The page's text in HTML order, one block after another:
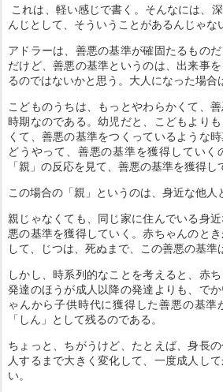
これは、軽い感じで書く。そんなには、
んじとして、そういうことがあるんじゃな
アドラーは、善悪の基準が確固たるもの
だけど、善悪の基準というのは、出来事
るのではないかと思う。大人になった場合
こどものうちは、もっとやわらかくて、
時期なのである。幼児だと、こどもより
くて、善悪の基準をつくっているような
どうやって、善悪の基準を獲得していく
「親」の反応を見て、善悪の基準を獲得し
この場合の「親」というのは、身近な他人
親じゃなくても、同じ家に住んでいる身
悪の基準を獲得していく。赤ちゃんのと
して、じつは、死ぬまで、この善悪の基準
しかし、時系列的なことを考えると、赤
発達のほうが成人以降の発達よりも、で
ゃんから子供時代に獲得した善悪の基準
「しん」として残るのである。
ちょっと、ちがうけど、たとえば、身長
人するまで大きく変化して、一度成人し
い。